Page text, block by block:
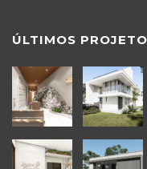
ÚLTIMOS